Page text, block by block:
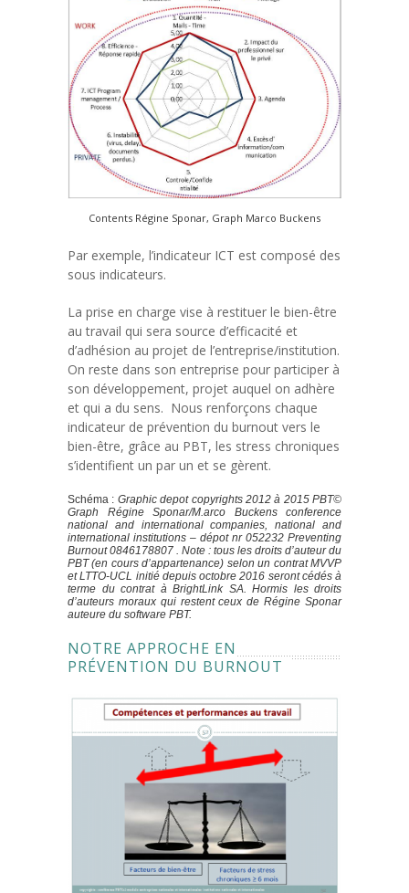
Contents Régine Sponar, Graph Marco Buckens
Par exemple, l’indicateur ICT est composé des
sous indicateurs.
La prise en charge vise à restituer le bien-être
au travail qui sera source d’efficacité et
d’adhésion au projet de l’entreprise/institution.
On reste dans son entreprise pour participer à
son développement, projet auquel on adhère
et qui a du sens. Nous renforçons chaque
indicateur de prévention du burnout vers le
bien-être, grâce au PBT, les stress chroniques
s’identifient un par un et se gèrent.
Schéma : Graphic depot copyrights 2012 à 2015 PBT©
Graph Régine Sponar/M.arco Buckens conference
national and international companies, national and
international institutions – dépot nr 052232 Preventing
Burnout 0846178807 . Note : tous les droits d’auteur du
PBT (en cours d’appartenance) selon un contrat MVVP
et LTTO-UCL initié depuis octobre 2016 seront cédés à
terme du contrat à BrightLink SA. Hormis les droits
d’auteurs moraux qui restent ceux de Régine Sponar
auteure du software PBT.
NOTRE APPROCHE EN
PRÉVENTION DU BURNOUT